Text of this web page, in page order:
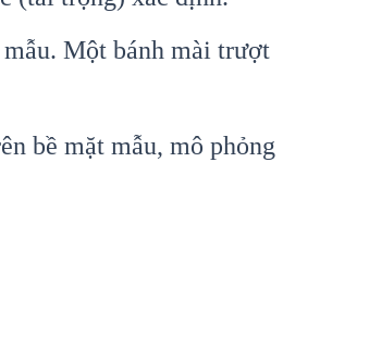
Một bánh mài trượt
bề mặt mẫu, mô phỏng